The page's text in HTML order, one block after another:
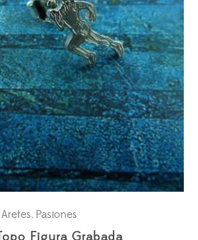
Aretes, Pasiones